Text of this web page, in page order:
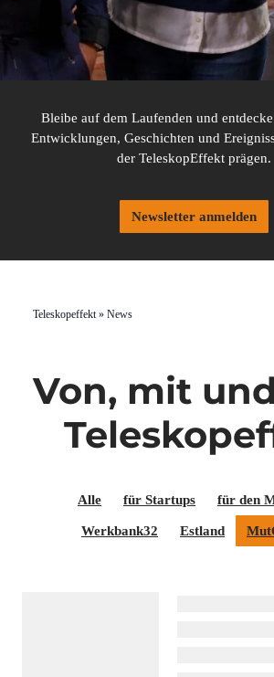
Bleibe auf dem Laufenden und
Entwicklungen, Geschichten und
der TeleskopEffekt prägen.
Newsletter anmelden
Teleskopeffekt» News
Von, mit
Alle für Startups für den
Werkbank32 Estland